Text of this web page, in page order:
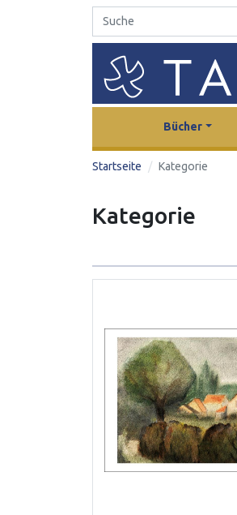
Bücher
Startseite Kategorie
Kategorie